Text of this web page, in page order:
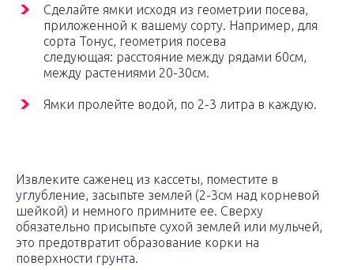
Сделайте ямки исходя из геометрии посева,
приложенной к вашему сорту. Например, для
сорта Тонус, геометрия посева
следующая: расстояние между рядами 60см,
между растениями 20-30см.
Ямки пролейте водой, по 2-3 литра в каждую.
Извлеките саженец из кассеты, поместите в
углубление, засыпьте землей (2-3см над корневой
шейкой) и немного примните ее. Сверху
обязательно присыпьте сухой землей или мульчей,
это предотвратит образование корки на
поверхности грунта.